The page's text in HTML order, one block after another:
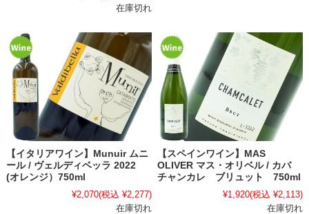
在庫切れ
【イタリアワイン】Munuir ムニ
ール / ヴェルディベッラ 2022
(オレンジ）750ml
¥2,070(税込 ¥2,277)
在庫切れ
【スペインワイン】MAS
OLIVER マス・オリベル / カバ
チャンカレ ブリュット 750ml
¥1,920(税込 ¥2,113)
在庫切れ